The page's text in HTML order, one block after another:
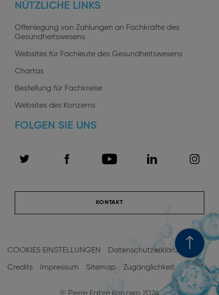
NÜTZLICHE LINKS
Offenlegung von Zahlungen an Fachkräfte des
Gesundheitswesens
Websites für Fachleute des Gesundheitswesens
Chartas
Bestellung für Fachkreise
Websites des Konzerns
FOLGEN SIE UNS
KONTAKT
Pied
de
COOKIES EINSTELLUNGEN Datenschutzerklärung
Credits Impressum Sitemap Zugänglichkeit